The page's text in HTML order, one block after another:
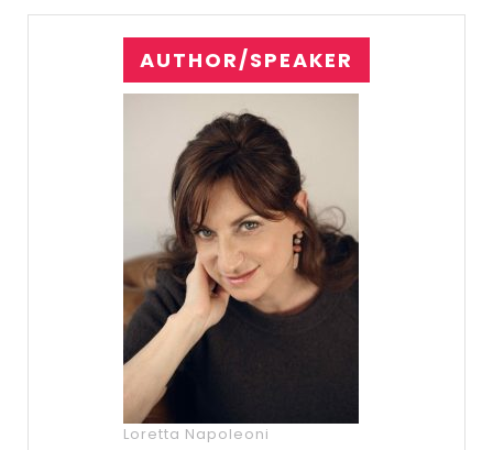
AUTHOR/SPEAKER
Loretta Napoleoni